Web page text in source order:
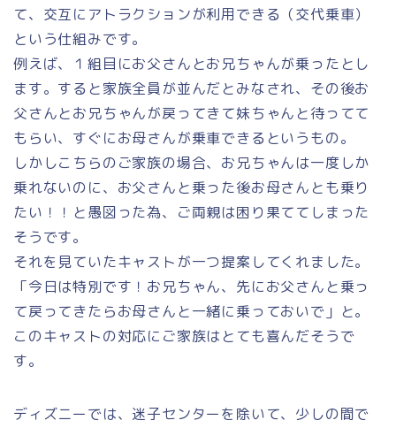
て、交互にアトラクションが利用できる（交代乗車）
という仕組みです。
例えば、１組目にお父さんとお兄ちゃんが乗ったとし
ます。すると家族全員が並んだとみなされ、その後お
父さんとお兄ちゃんが戻ってきて妹ちゃんと待ってて
もらい、すぐにお母さんが乗車できるというもの。
しかしこちらのご家族の場合、お兄ちゃんは一度しか
乗れないのに、お父さんと乗った後お母さんとも乗り
たい！！と愚図った為、ご両親は困り果ててしまった
そうです。
それを見ていたキャストが一つ提案してくれました。
「今日は特別です！お兄ちゃん、先にお父さんと乗っ
て戻ってきたらお母さんと一緒に乗っておいで」と。
このキャストの対応にご家族はとても喜んだそうで
す。
ディズニーでは、迷子センターを除いて、少しの間で